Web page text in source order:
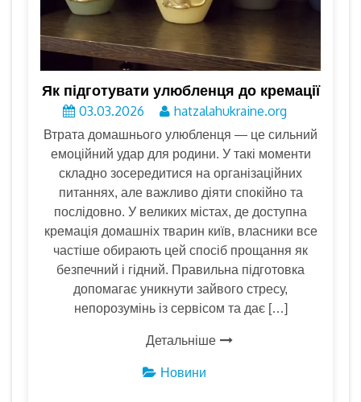
Як підготувати улюбленця до кремації
03.03.2026 hatzalahukraine.org
Втрата домашнього улюбленця — це сильний
емоційний удар для родини. У такі моменти
складно зосередитися на організаційних
питаннях, але важливо діяти спокійно та
послідовно. У великих містах, де доступна
кремація домашніх тварин київ, власники все
частіше обирають цей спосіб прощання як
безпечний і гідний. Правильна підготовка
допомагає уникнути зайвого стресу,
непорозумінь із сервісом та дає […]
Детальніше
Новини